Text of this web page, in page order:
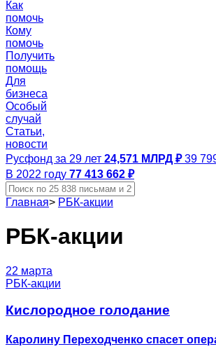
Как
помочь
Кому
помочь
Получить
помощь
Для
бизнеса
Особый
случай
Статьи,
новости
Русфонд за 29 лет 24,571 МЛРД ₽ 39
В 2022 году 77 413 662 ₽
Главная> РБК-акции
РБК-акции
22 марта
РБК-акции
Кислородное голодание
Каролину Переходченко спасет